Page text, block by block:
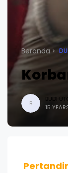
Beranda
B
BUDI
15